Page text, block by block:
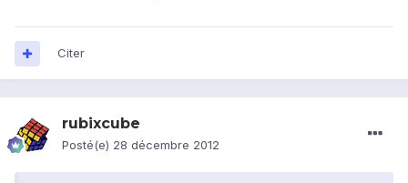
Citer
rubixcube
Posté(e) 28 décembre 2012